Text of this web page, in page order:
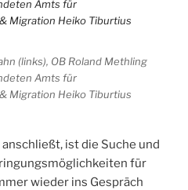
(links), OB Roland Methling
Amts für
Migration Heiko Tiburtius
ist die Suche und
für
wieder ins Gespräch